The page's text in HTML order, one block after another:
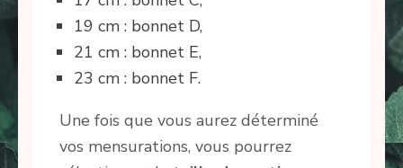
19 cm : bonnet D,
21 cm : bonnet E,
23 cm : bonnet F.
Une fois que vous aurez déterminé
vos mensurations, vous pourrez